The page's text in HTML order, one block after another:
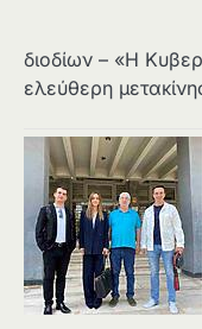
διοδίων – «Η
ελεύθερη